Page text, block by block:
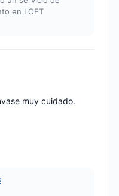
en LOFT
muy cuidado.